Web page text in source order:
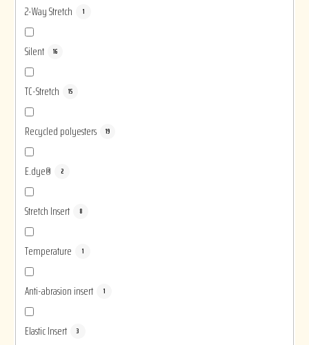
2-Way Stretch 1
Silent 16
TC-Stretch 15
Recycled polyesters 19
E.dye® 2
Stretch Insert 8
Temperature 1
Anti-abrasion insert 1
Elastic Insert 3